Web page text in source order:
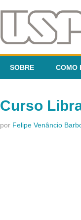
SOBRE COMO
Curso
por Felipe Venâncio